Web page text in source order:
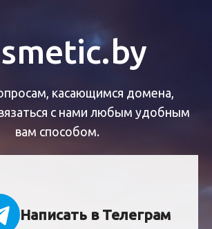
касающимся домена,
с нами любым удобным
вам способом.
Написать в Телеграм